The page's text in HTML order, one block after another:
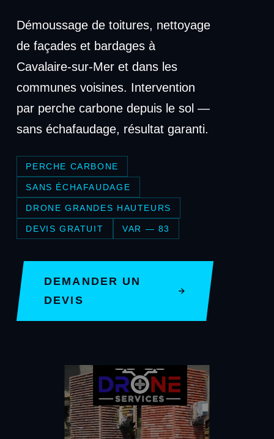
Démoussage de toitures, nettoyage
de façades et bardages à
Cavalaire-sur-Mer et dans les
communes voisines. Intervention
par perche carbone depuis le sol —
sans échafaudage, résultat garanti.
PERCHE CARBONE
SANS ÉCHAFAUDAGE
DRONE GRANDES HAUTEURS
DEVIS GRATUIT VAR — 83
DEMANDER UN
DEVIS